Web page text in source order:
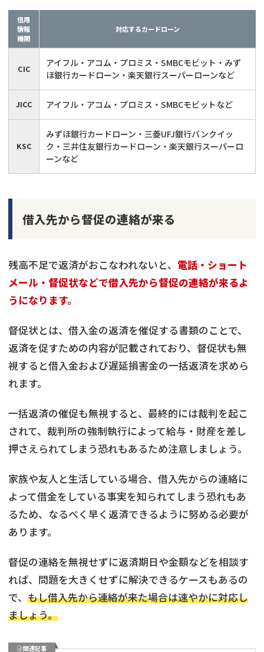
信用
情報
機関
対応するカードローン
CIC
アイフル・アコム・プロミス・SMBCモビット・みず
ほ銀行カードローン・楽天銀行スーパーローンなど
JICC アイフル・アコム・プロミス・SMBCモビットなど
KSC
みずほ銀行カードローン・三菱UFJ銀行バンクイッ
ク・三井住友銀行カードローン・楽天銀行スーパーロ
ーンなど
借入先から督促の連絡が来る
残高不足で返済がおこなわれないと、 電話・ショート
メール・督促状などで借入先から督促の連絡が来るよ
うになります。
督促状とは、借入金の返済を催促する書類のことで、
返済を促すための内容が記載されており、督促状も無
視すると借入金および遅延損害金の一括返済を求めら
れます。
一括返済の催促も無視すると、最終的には裁判を起こ
されて、裁判所の強制執行によって給与・財産を差し
押さえられてしまう恐れもあるため注意しましょう。
家族や友人と生活している場合、借入先からの連絡に
よって借金をしている事実を知られてしまう恐れもあ
るため、なるべく早く返済できるように努める必要が
あります。
督促の連絡を無視せずに返済期日や金額などを相談す
れば、問題を大きくせずに解決できるケースもあるの
で、 もし借入先から連絡が来た場合は速やかに対応し
ましょう。
関連記事